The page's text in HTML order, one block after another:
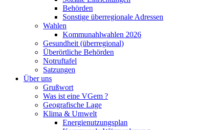
Behörden
Sonstige überregionale Adressen
Wahlen
Kommunahlwahlen 2026
Gesundheit (überregional)
Überörtliche Behörden
Notruftafel
Satzungen
Über uns
Grußwort
Was ist eine VGem ?
Geografische Lage
Klima & Umwelt
Energienutzungsplan